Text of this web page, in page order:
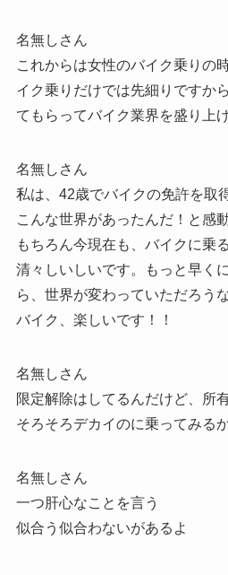
名無しさん
これからは女性のバイク乗りの
イク乗りだけでは先細りですか
てもらってバイク業界を盛り上
名無しさん
私は、42歳でバイクの免許を取
こんな世界があったんだ！と感
もちろん今現在も、バイクに乗
清々しいしいです。もっと早く
ら、世界が変わっていただろう
バイク、楽しいです！！
名無しさん
限定解除はしてるんだけど、所
そろそろデカイのに乗ってみるか
名無しさん
一つ肝心なことを言う
似合う似合わないがあるよ